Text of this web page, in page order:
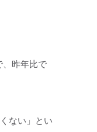
、昨年比で
ない」とい